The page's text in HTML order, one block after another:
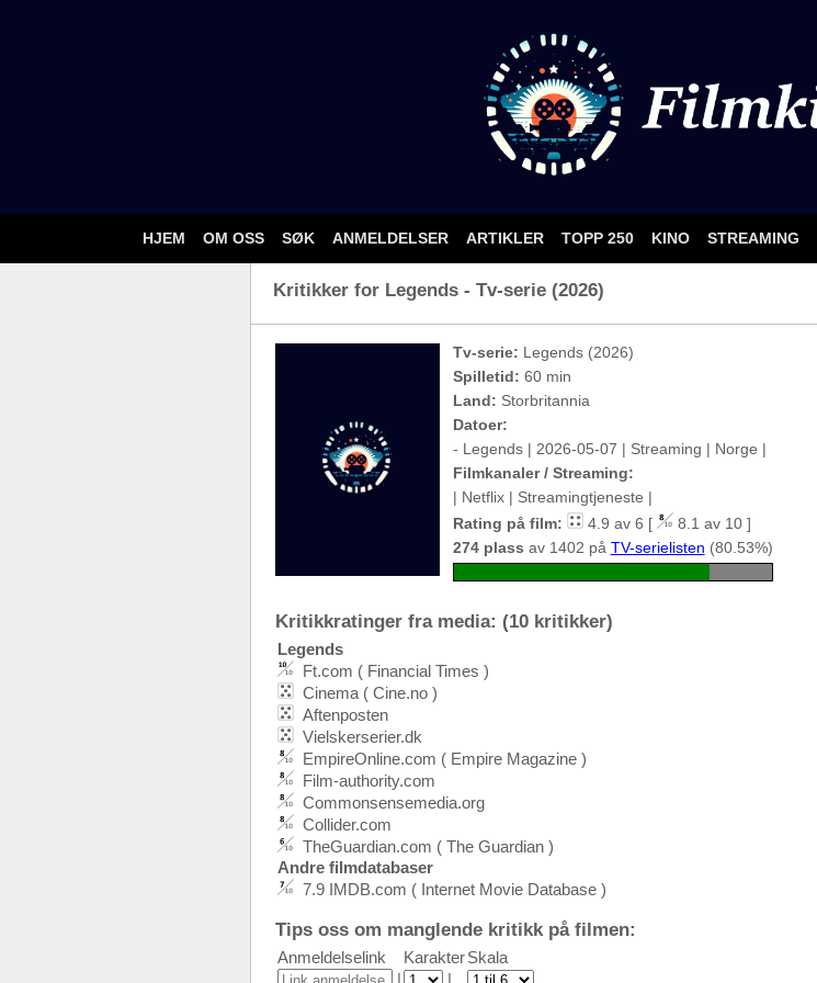
HJEM OM OSS SØK ANMELDELSER ARTIKLER TOPP 250 KINO STREAMING
Kritikker for Legends - Tv-serie (2026)
Tv-serie: Legends (2026)
Spilletid: 60 min
Land: Storbritannia
Datoer:
- Legends | 2026-05-07 | Streaming | Norge |
Filmkanaler / Streaming:
| Netflix | Streamingtjeneste |
Rating på film:
4.9 av 6 [
8.1 av 10 ]
274 plass av 1402 på TV-serielisten (80.53%)
Kritikkratinger fra media: (10 kritikker)
Legends
Ft.com ( Financial Times )
Cinema ( Cine.no )
Aftenposten
Vielskerserier.dk
EmpireOnline.com ( Empire Magazine )
Film-authority.com
Commonsensemedia.org
Collider.com
TheGuardian.com ( The Guardian )
Andre filmdatabaser
7.9 IMDB.com ( Internet Movie Database )
Tips oss om manglende kritikk på filmen:
Anmeldelselink KarakterSkala
|
|